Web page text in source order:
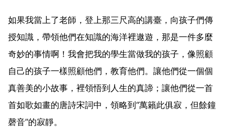
如果我當上了老師，登上那三尺高的講臺，向孩子們傳
授知識，帶領他們在知識的海洋裡遨遊，那是一件多麼
奇妙的事情啊！我會把我的學生當做我的孩子，像照顧
自己的孩子一樣照顧他們，教育他們。讓他們從一個個
真善美的小故事，裡領悟到人生的真諦；讓他們從一首
首如歌如畫的唐詩宋詞中，領略到“萬籟此俱寂，但餘鐘
磬音”的寂靜。